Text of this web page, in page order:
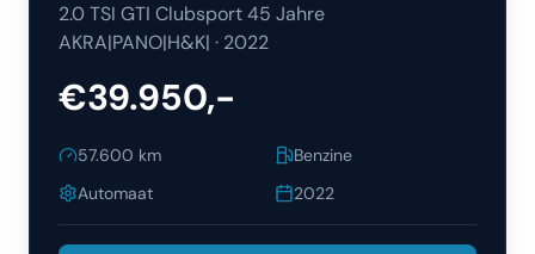
2.0 TSI GTI Clubsport 45 Jahre
AKRA|PANO|H&K| · 2022
€39.950,-
57.600 km
Benzine
Automaat
2022